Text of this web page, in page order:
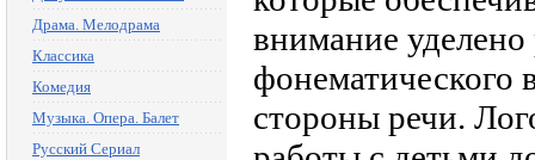
Драма. Мелодрама
Классика
Комедия
Музыка. Опера. Балет
Русский Сериал
внимание
фонематического
стороны речи.